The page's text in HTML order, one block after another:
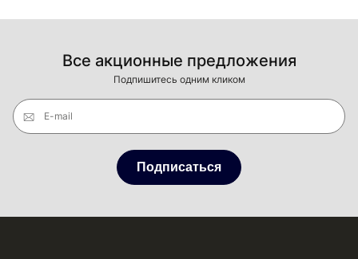
Все акционные предложения
Подпишитесь одним кликом
E-mail
Подписаться